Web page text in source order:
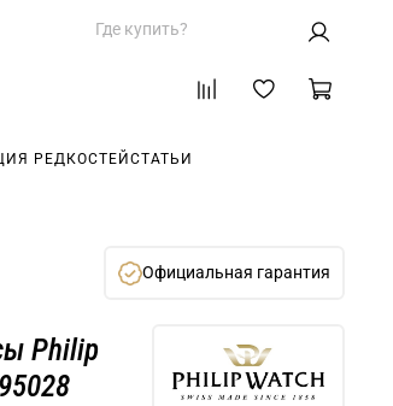
Где купить?
РЕДКОСТЕЙ СТАТЬИ
Официальная гарантия
Philip